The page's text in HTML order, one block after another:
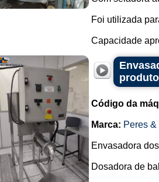
Foi utilizada
Capacidade
Código da
Marca: Peres
Envasadora
Dosadora de